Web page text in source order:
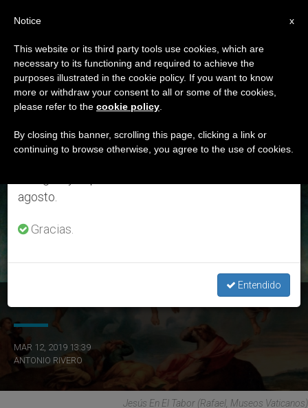
ETIQUETA
Posts Tagged
‘Gólgota’
ÚLTIMAS NOTICIAS
Padre Antonio Rivero: "Subamos a la colina del Tabor"
MAR 12, 2019 13:39
ANTONIO RIVERO
Jesús En El Tabor (Rafael, Museos Vaticanos)
×
Aviso importante
Del 27 de julio al 7 de agosto haremos la pausa
anual, aprovechando que en el periodo de verano
se generan menos informaciones y también el
agosto.
Gracias.
Entendido
x
Notice
This website or its third party tools use cookies, which are
necessary to its functioning and required to achieve the
purposes illustrated in the cookie policy. If you want to know
more or withdraw your consent to all or some of the cookies,
please refer to the cookie policy
By closing this banner, scrolling this page, clicking a link or
continuing to browse otherwise, you agree to the use of cookies.